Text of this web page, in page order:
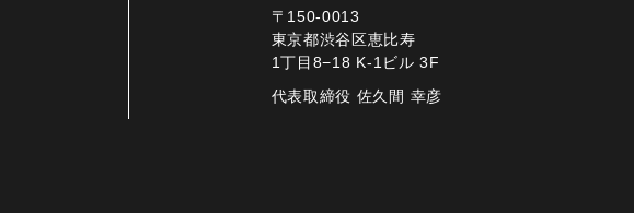
〒150-0013
東京都渋谷区恵比寿
1丁目8−18 K-1ビル 3F
代表取締役 佐久間 幸彦